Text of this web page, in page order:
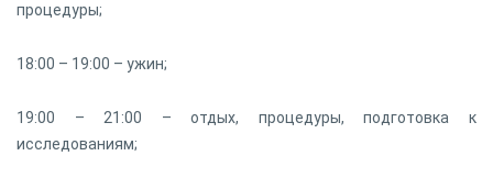
процедуры;
18:00 – 19:00 – ужин;
19:00 – 21:00 – отдых, процедуры, подготовка к
исследованиям;